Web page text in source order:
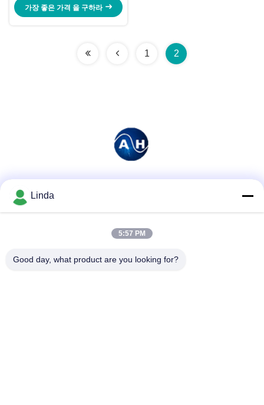
가장 좋은 가격 을 구하라
1 2
전화
Linda
5:57 PM
Good day, what product are you looking for?